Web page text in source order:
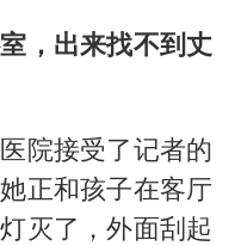
，出来找不到丈
院接受了记者的
正和孩子在客厅
灭了，外面刮起